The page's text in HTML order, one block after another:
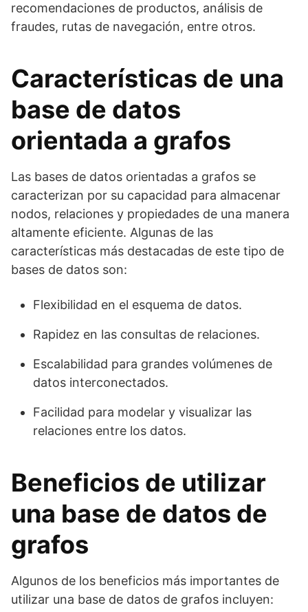
recomendaciones de productos, análisis de
fraudes, rutas de navegación, entre otros.
Características de una
base de datos
orientada a grafos
Las bases de datos orientadas a grafos se
caracterizan por su capacidad para almacenar
nodos, relaciones y propiedades de una manera
altamente eficiente. Algunas de las
características más destacadas de este tipo de
bases de datos son:
Flexibilidad en el esquema de datos.
Rapidez en las consultas de relaciones.
Escalabilidad para grandes volúmenes de
datos interconectados.
Facilidad para modelar y visualizar las
relaciones entre los datos.
Beneficios de utilizar
una base de datos de
grafos
Algunos de los beneficios más importantes de
utilizar una base de datos de grafos incluyen: